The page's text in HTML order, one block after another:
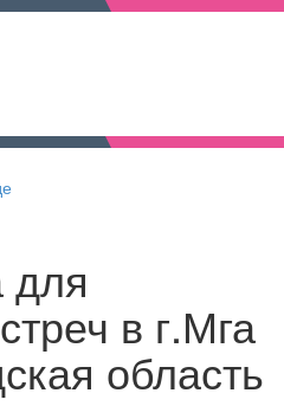
для
в г.Мга
область